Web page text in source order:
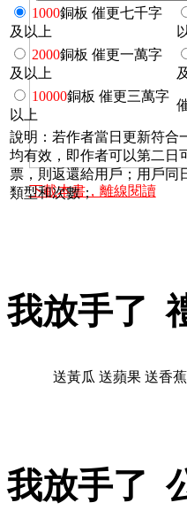
1000銅板 催更七千字
及以上
2000銅板 催更一萬字
及以上
10000銅板 催更三萬字
以上
說明：若作者當日更新符合
均有效，即作者可以第二日
票，則返還給用戶；用戶同
類型和次數；
下載本書，離線閱讀
我放手了
送黃瓜 送蘋果 送香蕉
我放手了